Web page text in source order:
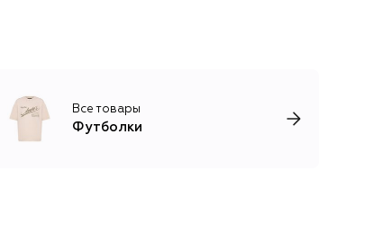
Все товары
Футболки